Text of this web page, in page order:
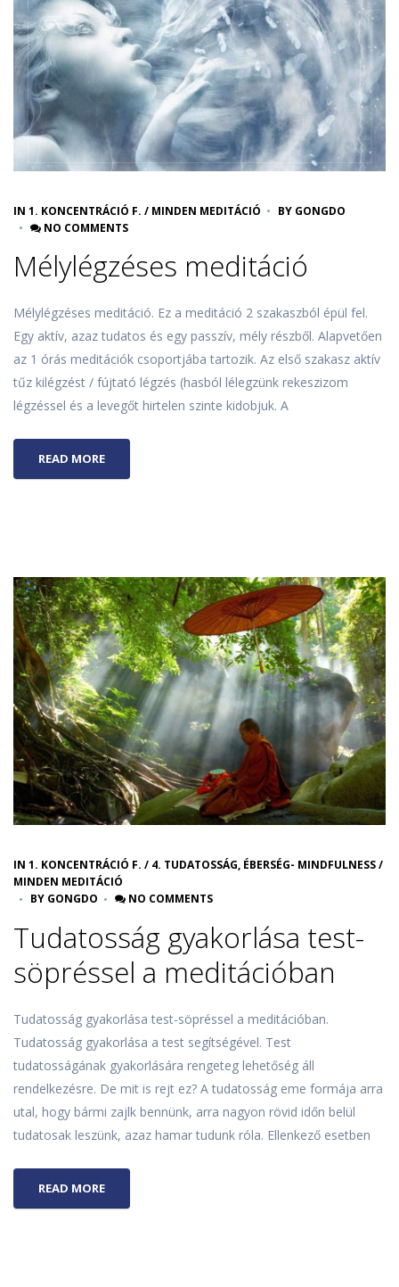
IN 1. KONCENTRÁCIÓ F. / MINDEN MEDITÁCIÓ BY GONGDO
NO COMMENTS
Mélylégzéses meditáció
Mélylégzéses meditáció. Ez a meditáció 2 szakaszból épül fel.
Egy aktív, azaz tudatos és egy passzív, mély részből. Alapvetően
az 1 órás meditációk csoportjába tartozik. Az első szakasz aktív
tűz kilégzést / fújtató légzés (hasból lélegzünk rekeszizom
légzéssel és a levegőt hirtelen szinte kidobjuk. A
READ MORE
IN 1. KONCENTRÁCIÓ F. / 4. TUDATOSSÁG, ÉBERSÉG- MINDFULNESS/
MINDEN MEDITÁCIÓ
BY GONGDO NO COMMENTS
Tudatosság gyakorlása test-
söpréssel a meditációban
Tudatosság gyakorlása test-söpréssel a meditációban.
Tudatosság gyakorlása a test segítségével. Test
tudatosságának gyakorlására rengeteg lehetőség áll
rendelkezésre. De mit is rejt ez? A tudatosság eme formája arra
utal, hogy bármi zajlk bennünk, arra nagyon rövid időn belül
tudatosak leszünk, azaz hamar tudunk róla. Ellenkező esetben
READ MORE